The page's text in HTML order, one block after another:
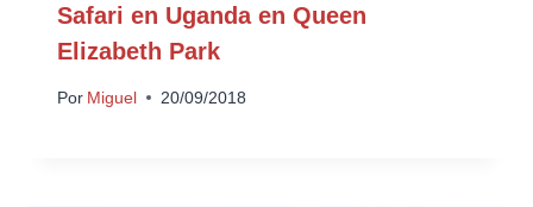
Safari en Uganda en Queen
Elizabeth Park
Por Miguel 20/09/2018